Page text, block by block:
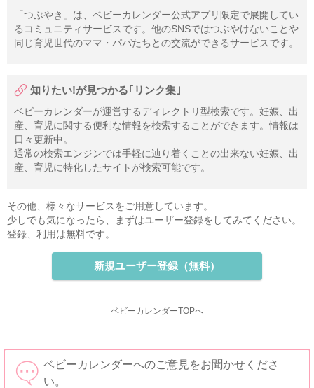
「つぶやき」は、ベビーカレンダー公式アプリ限定で展開してい
るコミュニティサービスです。他のSNSではつぶやけないことや
同じ育児世代のママ・パパたちとの交流ができるサービスです。
知りたい!が見つかる｢リンク集｣
ベビーカレンダーが運営するディレクトリ型検索です。妊娠、出
産、育児に関する便利な情報を検索することができます。情報は
日々更新中。
通常の検索エンジンでは手軽に辿り着くことの出来ない妊娠、出
産、育児に特化したサイトが検索可能です。
その他、様々なサービスをご用意しています。
少しでも気になったら、まずはユーザー登録をしてみてください。
登録、利用は無料です。
新規ユーザー登録（無料）
ベビーカレンダーTOPへ
ベビーカレンダーへのご意見をお聞かせくださ
い。